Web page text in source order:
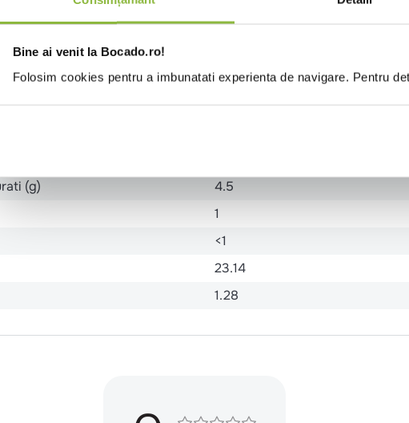
Bine ai venit la Bocado.ro!
Folosim cookies pentru a imbunatati experienta de navigare. Pentru
cu GLUTEN, OUA, PESTE, TELINA, MUSTAR, SEMINTE DE
1005
(g)
4.5
1
<1
23.14
1.28